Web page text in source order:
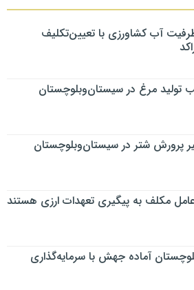
آب کشاورزی با تعیین‌تکلیف
مرغ در سیستان‌وبلوچستان
پرورش شتر در سیستان‌وبلوچستان
مکلف به پیگیری تعهدات ارزی هستند
آماده جهش با سرمایه‌گذاری